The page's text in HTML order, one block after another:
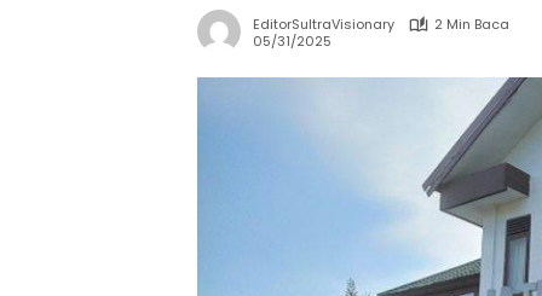
EditorSultraVisionary
2 Min Baca
05/31/2025